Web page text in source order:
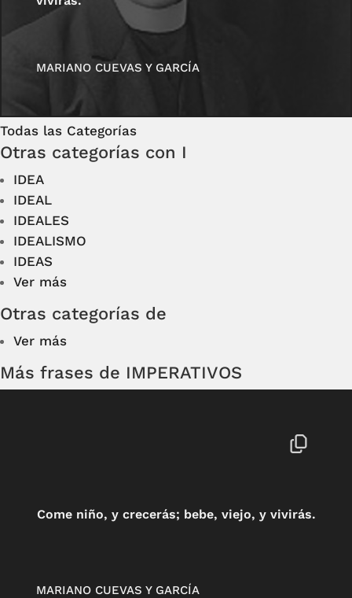
MARIANO CUEVAS Y GARCÍA
Todas las Categorías
Otras categorías con I
IDEA
IDEAL
IDEALES
IDEALISMO
IDEAS
Ver más
Otras categorías de
Ver más
Más frases de IMPERATIVOS
Come niño, y crecerás; bebe, viejo, y vivirás.
MARIANO CUEVAS Y GARCÍA